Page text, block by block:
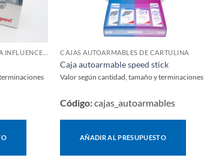
CAJAS AUTOARMABLES DE CARTULINA
Caja autoarmable speed stick
Valor según cantidad, tamaño y terminaciones
Código:cajas_autoarmables
AÑADIR AL PRESUPUESTO